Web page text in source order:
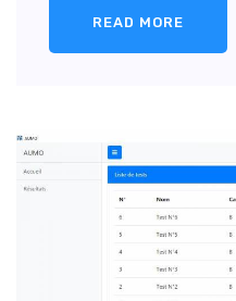
READ MORE